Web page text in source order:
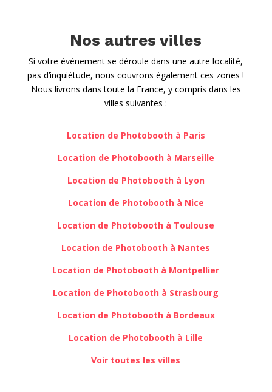
Nos autres villes
Si votre événement se déroule dans une autre localité,
pas d’inquiétude, nous couvrons également ces zones !
Nous livrons dans toute la France, y compris dans les
villes suivantes :
Location de Photobooth à Paris
Location de Photobooth à Marseille
Location de Photobooth à Lyon
Location de Photobooth à Nice
Location de Photobooth à Toulouse
Location de Photobooth à Nantes
Location de Photobooth à Montpellier
Location de Photobooth à Strasbourg
Location de Photobooth à Bordeaux
Location de Photobooth à Lille
Voir toutes les villes